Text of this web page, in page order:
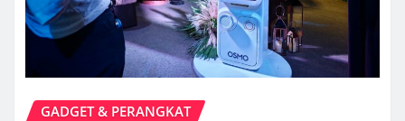
GADGET & PERANGKAT